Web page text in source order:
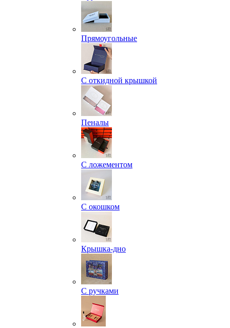
Прямоугольные
С откидной крышкой
Пеналы
С ложементом
С окошком
Крышка-дно
С ручками